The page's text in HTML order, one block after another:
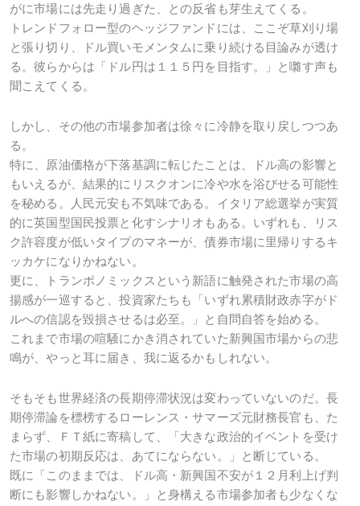
がに市場には先走り過ぎた、との反省も芽生えてくる。
トレンドフォロー型のヘッジファンドには、ここぞ草刈り場
と張り切り、ドル買いモメンタムに乗り続ける目論みが透け
る。彼らからは「ドル円は１１５円を目指す。」と囃す声も
聞こえてくる。
しかし、その他の市場参加者は徐々に冷静を取り戻しつつあ
る。
特に、原油価格が下落基調に転じたことは、ドル高の影響と
もいえるが、結果的にリスクオンに冷や水を浴びせる可能性
を秘める。人民元安も不気味である。イタリア総選挙が実質
的に英国型国民投票と化すシナリオもある。いずれも、リス
ク許容度が低いタイプのマネーが、債券市場に里帰りするキ
ッカケになりかねない。
更に、トランポノミックスという新語に触発された市場の高
揚感が一巡すると、投資家たちも「いずれ累積財政赤字がド
ルへの信認を毀損させるは必至。」と自問自答を始める。
これまで市場の喧騒にかき消されていた新興国市場からの悲
鳴が、やっと耳に届き、我に返るかもしれない。
そもそも世界経済の長期停滞状況は変わっていないのだ。長
期停滞論を標榜するローレンス・サマーズ元財務長官も、た
まらず、ＦＴ紙に寄稿して、「大きな政治的イベントを受け
た市場の初期反応は、あてにならない。」と断じている。
既に「このままでは、ドル高・新興国不安が１２月利上げ判
断にも影響しかねない。」と身構える市場参加者も少なくな